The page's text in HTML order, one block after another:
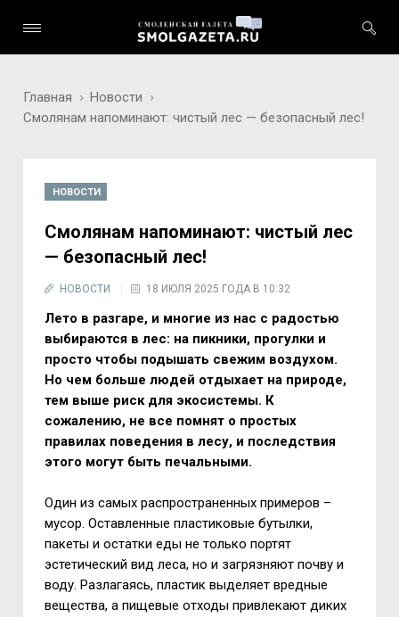
Главная
Новости
Смолянам напоминают: чистый лес — безопасный лес!
НОВОСТИ
Смолянам напоминают: чистый лес
— безопасный лес!
НОВОСТИ 18 ИЮЛЯ 2025 ГОДА В 10:32
Лето в разгаре, и многие из нас с радостью
выбираются в лес: на пикники, прогулки и
просто чтобы подышать свежим воздухом.
Но чем больше людей отдыхает на природе,
тем выше риск для экосистемы. К
сожалению, не все помнят о простых
правилах поведения в лесу, и последствия
этого могут быть печальными.
Один из самых распространенных примеров –
мусор. Оставленные пластиковые бутылки,
пакеты и остатки еды не только портят
эстетический вид леса, но и загрязняют почву и
воду. Разлагаясь, пластик выделяет вредные
вещества, а пищевые отходы привлекают диких